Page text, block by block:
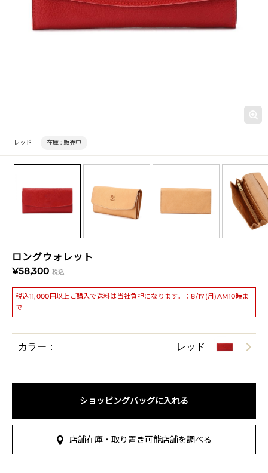
ロングウォレット
¥58,300 税込
税込11,000円以上ご購入で送料は当社負担になります。：8/17(月)AM10時ま
で
レッド 在庫 : 販売中
カラー： レッド
ショッピングバッグに入れる
店舗在庫・取り置き可能店舗を調べる